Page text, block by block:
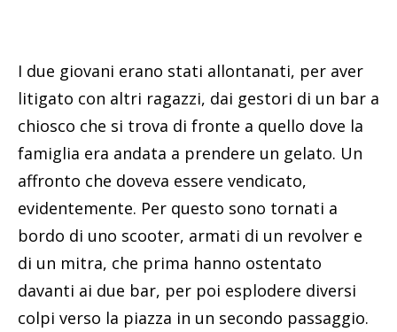
I due giovani erano stati allontanati, per aver
litigato con altri ragazzi, dai gestori di un bar a
chiosco che si trova di fronte a quello dove la
famiglia era andata a prendere un gelato. Un
affronto che doveva essere vendicato,
evidentemente. Per questo sono tornati a
bordo di uno scooter, armati di un revolver e
di un mitra, che prima hanno ostentato
davanti ai due bar, per poi esplodere diversi
colpi verso la piazza in un secondo passaggio.